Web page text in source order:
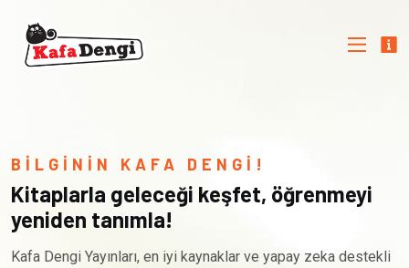
BİLGİNİN KAFA DENGİ!
Kitaplarla geleceği keşfet, öğrenmeyi
yeniden tanımla!
Kafa Dengi Yayınları, en iyi kaynaklar ve yapay zeka destekli